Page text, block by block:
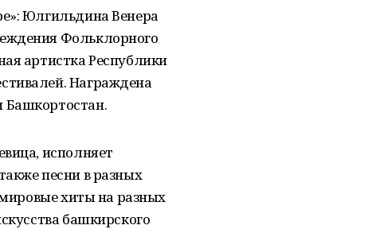
Юлгильдина Венера
Фольклорного
артистка Республики
Награждена
Башкортостан.
исполняет
песни в разных
хиты на разных
башкирского